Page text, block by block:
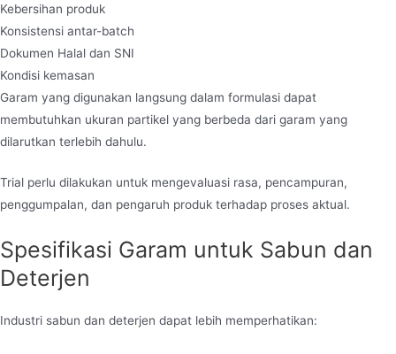
Kebersihan produk
Konsistensi antar-batch
Dokumen Halal dan SNI
Kondisi kemasan
Garam yang digunakan langsung dalam formulasi dapat
membutuhkan ukuran partikel yang berbeda dari garam yang
dilarutkan terlebih dahulu.
Trial perlu dilakukan untuk mengevaluasi rasa, pencampuran,
penggumpalan, dan pengaruh produk terhadap proses aktual.
Spesifikasi Garam untuk Sabun dan
Deterjen
Industri sabun dan deterjen dapat lebih memperhatikan: